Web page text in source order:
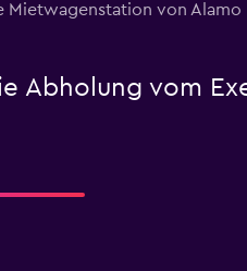
Mietwagenstation von
Abholung vom